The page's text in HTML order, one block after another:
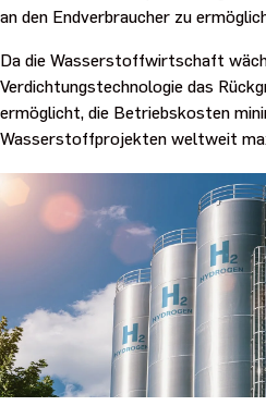
an den Endverbraucher zu
Da die Wasserstoffwirtschaft
Verdichtungstechnologie das
ermöglicht, die Betriebskosten
Wasserstoffprojekten weltweit